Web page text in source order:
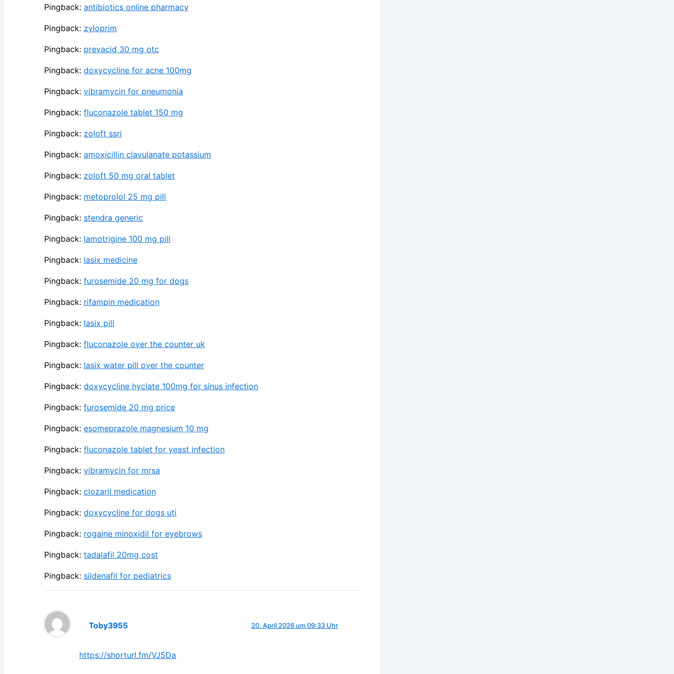
Pingback: antibiotics online pharmacy
Pingback: zyloprim
Pingback: prevacid 30 mg otc
Pingback: doxycycline for acne 100mg
Pingback: vibramycin for pneumonia
Pingback: fluconazole tablet 150 mg
Pingback: zoloft ssri
Pingback: amoxicillin clavulanate potassium
Pingback: zoloft 50 mg oral tablet
Pingback: metoprolol 25 mg pill
Pingback: stendra generic
Pingback: lamotrigine 100 mg pill
Pingback: lasix medicine
Pingback: furosemide 20 mg for dogs
Pingback: rifampin medication
Pingback: lasix pill
Pingback: fluconazole over the counter uk
Pingback: lasix water pill over the counter
Pingback: doxycycline hyclate 100mg for sinus infection
Pingback: furosemide 20 mg price
Pingback: esomeprazole magnesium 10 mg
Pingback: fluconazole tablet for yeast infection
Pingback: vibramycin for mrsa
Pingback: clozaril medication
Pingback: doxycycline for dogs uti
Pingback: rogaine minoxidil for eyebrows
Pingback: tadalafil 20mg cost
Pingback: sildenafil for pediatrics
Toby3955 20. April 2026 um 09:33 Uhr
https://shorturl.fm/VJ5Da